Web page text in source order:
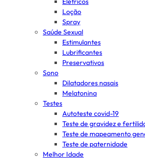
Loção
Spray
Saúde Sexual
Estimulantes
Lubrificantes
Preservativos
Sono
Dilatadores nasais
Melatonina
Testes
Autoteste covid-19
Teste de gravidez e
Teste de mapeamento
Teste de paternidade
Melhor Idade